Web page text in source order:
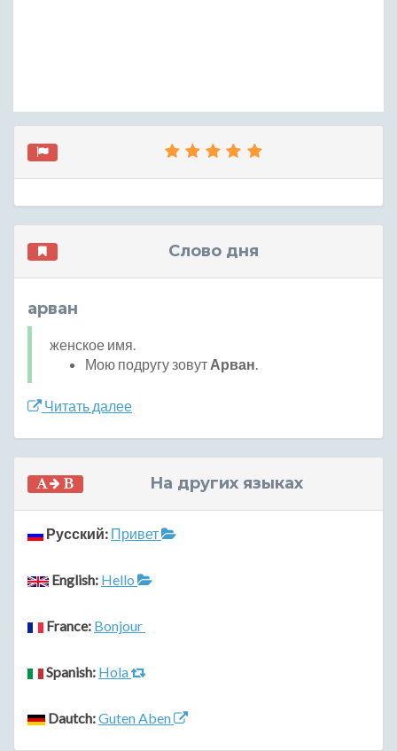
Слово дня
арван
женское имя.
Мою подругу зовут Арван.
Читать далее
На других языках
Русский: Привет
English: Hello
France: Bonjour
Spanish: Hola
Dautch:Guten Aben